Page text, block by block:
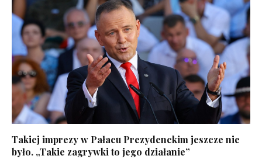
Takiej imprezy w Pałacu Prezydenckim jeszcze nie
było. „Takie zagrywki to jego działanie”